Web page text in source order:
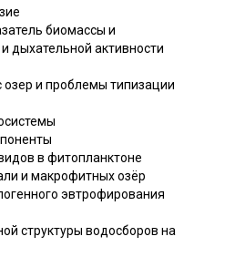
биомассы и
дыхательной активности
озер и проблемы типизации
в фитопланктоне
и макрофитных озёр
эвтрофирования
структуры водосборов на